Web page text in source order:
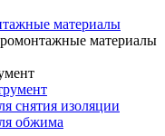
материалы
материалы
снятия изоляции
обжима